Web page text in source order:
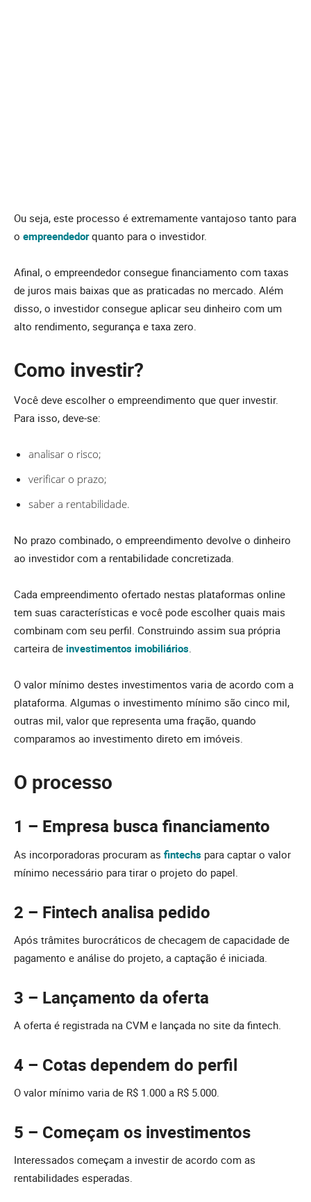
Ou seja, este processo é extremamente vantajoso tanto para
o empreendedorquanto para o investidor.
Afinal, o empreendedor consegue financiamento com taxas
de juros mais baixas que as praticadas no mercado. Além
disso, o investidor consegue aplicar seu dinheiro com um
alto rendimento, segurança e taxa zero.
Como investir?
Você deve escolher o empreendimento que quer investir.
Para isso, deve-se:
analisar o risco;
verificar o prazo;
saber a rentabilidade.
No prazo combinado, o empreendimento devolve o dinheiro
ao investidor com a rentabilidade concretizada.
Cada empreendimento ofertado nestas plataformas online
tem suas características e você pode escolher quais mais
combinam com seu perfil. Construindo assim sua própria
carteira de investimentos imobiliários.
O valor mínimo destes investimentos varia de acordo com a
plataforma. Algumas o investimento mínimo são cinco mil,
outras mil, valor que representa uma fração, quando
comparamos ao investimento direto em imóveis.
O processo
1 – Empresa busca financiamento
As incorporadoras procuram as fintechs para captar o valor
mínimo necessário para tirar o projeto do papel.
2 – Fintech analisa pedido
Após trâmites burocráticos de checagem de capacidade de
pagamento e análise do projeto, a captação é iniciada.
3 – Lançamento da oferta
A oferta é registrada na CVM e lançada no site da fintech.
4 – Cotas dependem do perfil
O valor mínimo varia de R$ 1.000 a R$ 5.000.
5 – Começam os investimentos
Interessados começam a investir de acordo com as
rentabilidades esperadas.